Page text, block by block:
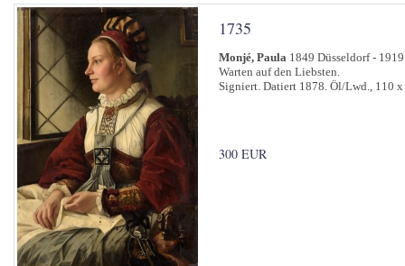
1735
Monjé, Paula 1849 Düsseldorf -
Warten auf den Liebsten.
Signiert. Datiert 1878. Öl/Lwd., 110 x
300 EUR